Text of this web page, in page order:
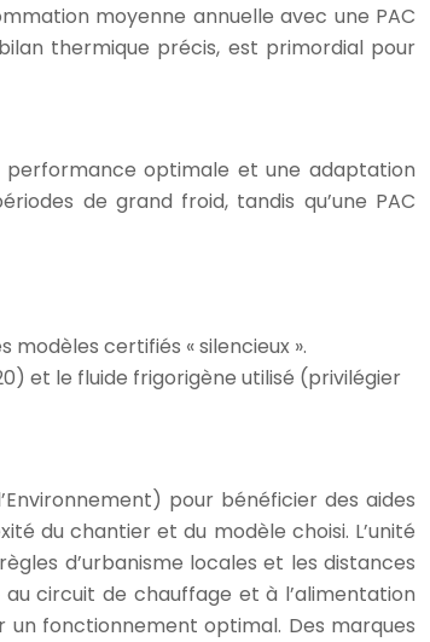
moyenne annuelle avec une PAC
thermique précis, est primordial pour
performance optimale et une adaptation
de grand froid, tandis qu’une PAC
certifiés « silencieux ».
et le fluide frigorigène utilisé (privilégier
pour bénéficier des aides
du chantier et du modèle choisi. L’unité
d’urbanisme locales et les distances
circuit de chauffage et à l’alimentation
fonctionnement optimal. Des marques